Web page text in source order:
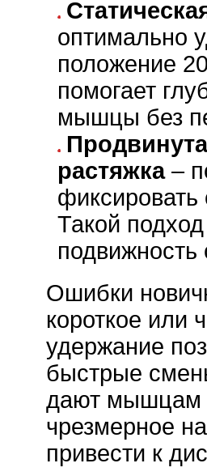
оптимально
положение
помогает
мышцы без
растяжка–
фиксировать
Такой
подвижность
Ошибки
короткое или
удержание
быстрые
дают мышцам
чрезмерное
привести к